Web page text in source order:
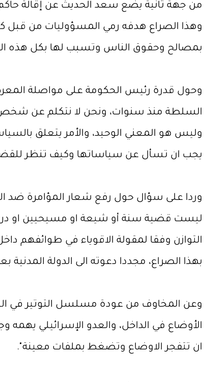
من جهة ثانية يضع سعد الحديث عن إقالة
وهذا الصراع هدفه رمي المسؤوليات من قبل
بمصالح وحقوق الناس وتسبب لها بكل هذه
وحول قدرة رئيس الحكومة على مواصلة
السلطة منذ سنوات، ونحن لا نتكلم عن
وليس هو المعني الوحيد، والأمر يتعلق
يجب ان تسأل عن سياساتها وكيف تنظر
وردا على سؤال حول رفع شعار المؤامرة ضد
ليست قضية سنة أو شيعة او مسيحيين او
التوازن وفقا لمقولة الاقوياء في طوائفهم
بهذا الصراع، مجددا دعوته الى الدولة
وعن المخاوف من عودة مسلسل التوتير في
الأوضاع في الداخل، والعدو الإسرائيلي يهمه
ان تتفجر الاوضاع وتضغط بملفات معينة".